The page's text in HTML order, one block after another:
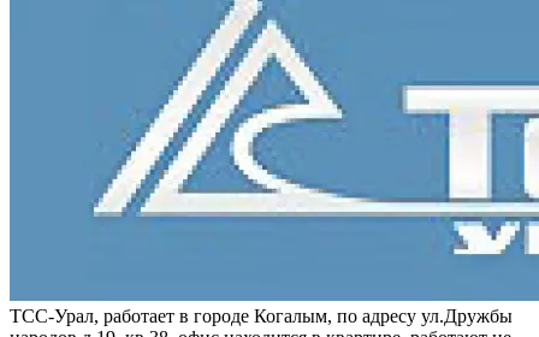
ТСС-Урал, работает в городе Когалым, по адресу ул.Дружбы